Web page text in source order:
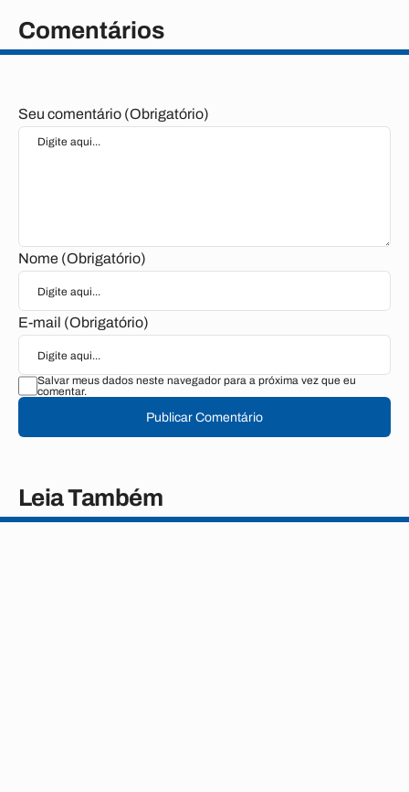
Comentários
Seu comentário (Obrigatório)
Nome (Obrigatório)
E-mail (Obrigatório)
Salvar meus dados neste navegador para a próxima vez que eu
comentar.
Publicar Comentário
Leia Também